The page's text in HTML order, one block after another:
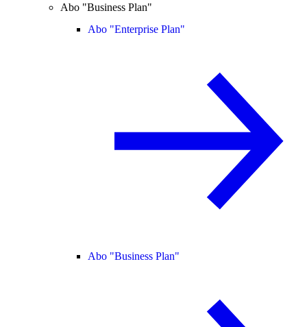
Abo "Business Plan"
Abo "Enterprise Plan"
Abo "Business Plan"